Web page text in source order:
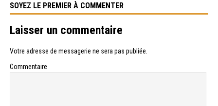
SOYEZ LE PREMIER À COMMENTER
Laisser un commentaire
Votre adresse de messagerie ne sera pas publiée.
Commentaire